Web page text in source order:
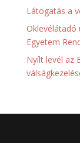
Látogatás a
Oklevélátadó
Egyetem
Nyílt levél az